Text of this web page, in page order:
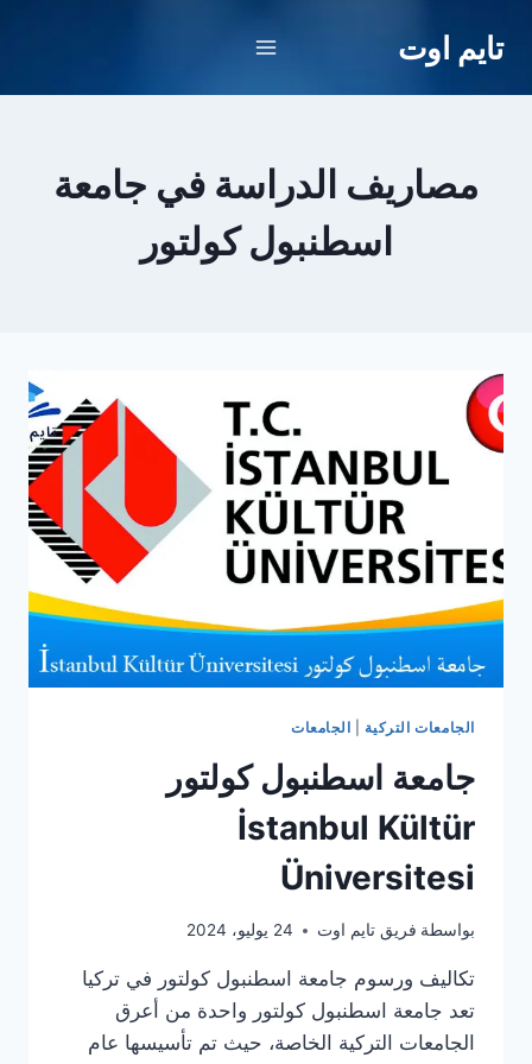
تايم اوت
مصاريف الدراسة في جامعة
اسطنبول كولتور
الجامعات التركية الجامعات
جامعة اسطنبول كولتور
İstanbul Kültür
Üniversitesi
بواسطة فريق تايم اوت 24 يوليو، 2024
تكاليف ورسوم جامعة اسطنبول كولتور في تركيا
تعد جامعة اسطنبول كولتور واحدة من أعرق
الجامعات التركية الخاصة، حيث تم تأسيسها عام